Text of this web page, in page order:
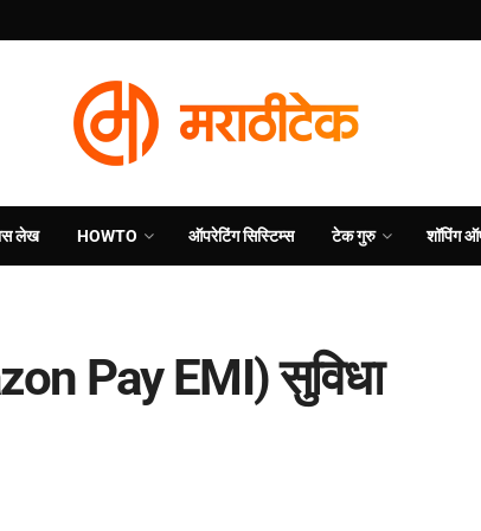
लेख HOWTO ऑपरेटिंग सिस्टिम्स टेक गुरु शॉपिंग
Pay EMI) सुविधा